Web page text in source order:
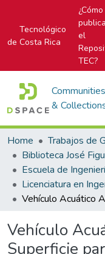
Tecnológico
de Costa Rica
¿Cómo
el
TEC?
Communities
&
Home
Trabajos de
Vehículo
Superficie